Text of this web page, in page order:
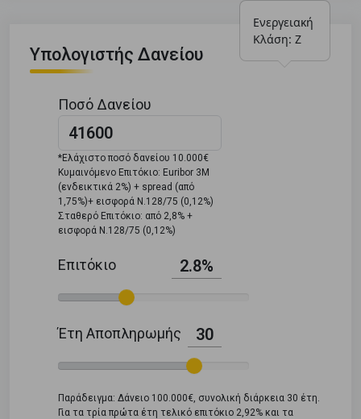
Ενεργειακή
Κλάση: Ζ
Υπολογιστής Δανείου
Ποσό Δανείου
*Ελάχιστο ποσό δανείου 10.000€
Κυμαινόμενο Επιτόκιο: Euribor 3M
(ενδεικτικά 2%) + spread (από
1,75%)+ εισφορά Ν.128/75 (0,12%)
Σταθερό Επιτόκιο: από 2,8% +
εισφορά Ν.128/75 (0,12%)
Επιτόκιο 2.8%
Έτη Αποπληρωμής 30
Παράδειγμα: Δάνειο 100.000€, συνολική διάρκεια 30 έτη.
Για τα τρία πρώτα έτη τελικό επιτόκιο 2,92% και τα